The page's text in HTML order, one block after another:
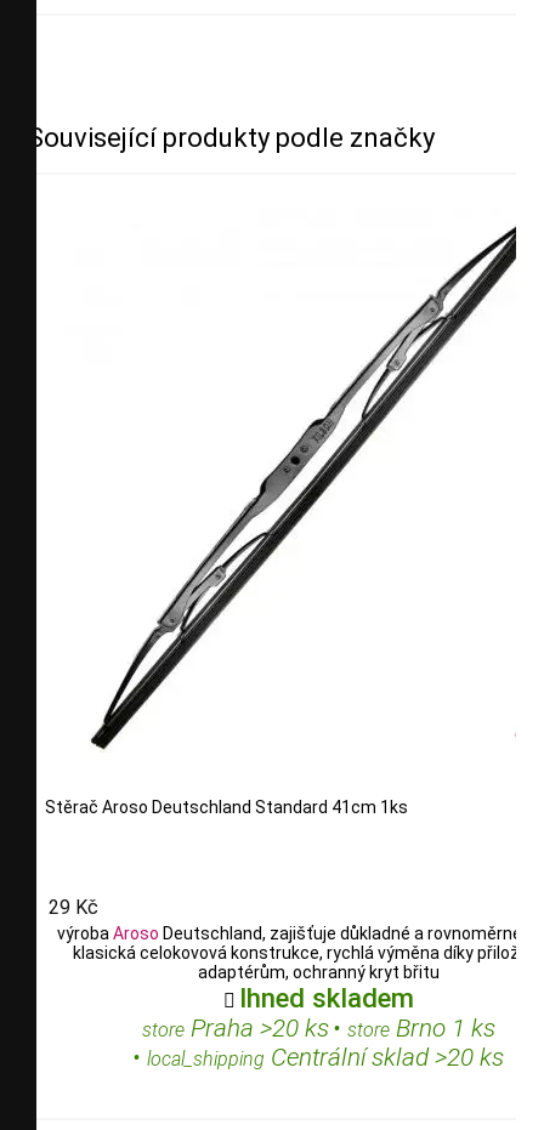
Související produkty podle značky
Stěrač Aroso Deutschland Standard 41cm 1ks
29 Kč
výroba Aroso Deutschland, zajišťuje důkladné a rovnoměrné
klasická celokovová konstrukce, rychlá výměna díky
adaptérům, ochranný kryt břitu
 Ihned skladem
storePraha >20 ks• storeBrno 1 ks
• local_shipping Centrální sklad >20 ks